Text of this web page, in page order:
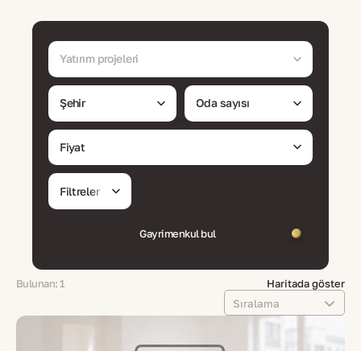
Yatırım projeleri
Şehir Oda sayısı
Fiyat
Filtreler
Gayrimenkul bul
Bulunan: 1
Haritada göster
Sıralama